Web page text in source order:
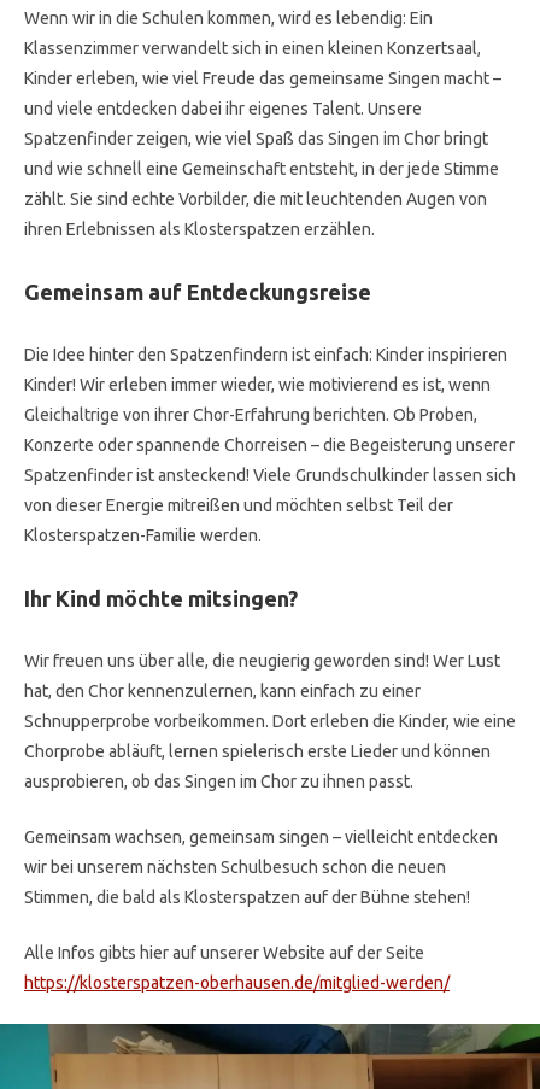
Wenn wir in die Schulen kommen, wird es lebendig: Ein
Klassenzimmer verwandelt sich in einen kleinen Konzertsaal,
Kinder erleben, wie viel Freude das gemeinsame Singen macht –
und viele entdecken dabei ihr eigenes Talent. Unsere
Spatzenfinder zeigen, wie viel Spaß das Singen im Chor bringt
und wie schnell eine Gemeinschaft entsteht, in der jede Stimme
zählt. Sie sind echte Vorbilder, die mit leuchtenden Augen von
ihren Erlebnissen als Klosterspatzen erzählen.
Gemeinsam auf Entdeckungsreise
Die Idee hinter den Spatzenfindern ist einfach: Kinder inspirieren
Kinder! Wir erleben immer wieder, wie motivierend es ist, wenn
Gleichaltrige von ihrer Chor-Erfahrung berichten. Ob Proben,
Konzerte oder spannende Chorreisen – die Begeisterung unserer
Spatzenfinder ist ansteckend! Viele Grundschulkinder lassen sich
von dieser Energie mitreißen und möchten selbst Teil der
Klosterspatzen-Familie werden.
Ihr Kind möchte mitsingen?
Wir freuen uns über alle, die neugierig geworden sind! Wer Lust
hat, den Chor kennenzulernen, kann einfach zu einer
Schnupperprobe vorbeikommen. Dort erleben die Kinder, wie eine
Chorprobe abläuft, lernen spielerisch erste Lieder und können
ausprobieren, ob das Singen im Chor zu ihnen passt.
Gemeinsam wachsen, gemeinsam singen – vielleicht entdecken
wir bei unserem nächsten Schulbesuch schon die neuen
Stimmen, die bald als Klosterspatzen auf der Bühne stehen!
Alle Infos gibts hier auf unserer Website auf der Seite
https://klosterspatzen-oberhausen.de/mitglied-werden/